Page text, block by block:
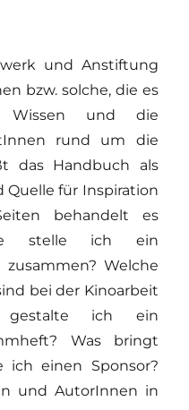
und Anstiftung
bzw. solche, die es
Wissen und die
rund um die
das Handbuch als
Quelle für Inspiration
behandelt es
stelle ich ein
Welche
bei der Kinoarbeit
gestalte ich ein
Was bringt
einen Sponsor?
und AutorInnen in